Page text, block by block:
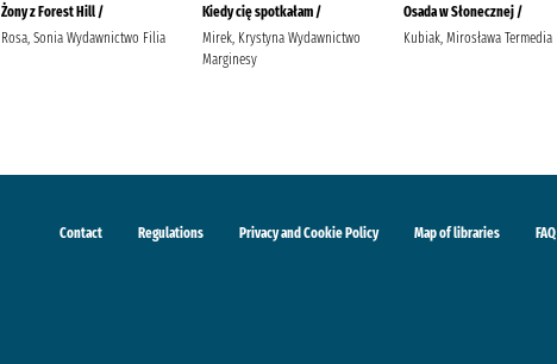
Żony z Forest Hill /
Rosa, Sonia Wydawnictwo Filia
Kiedy cię spotkałam /
Mirek, Krystyna Wydawnictwo
Marginesy
Osada w Słonecznej /
Kubiak, Mirosława Termedia
Contact Regulations Privacy and Cookie Policy Map of libraries FAQ